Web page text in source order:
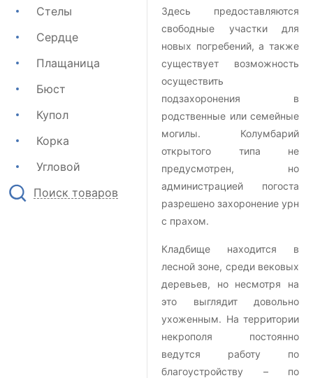
Стелы
Сердце
Плащаница
Бюст
Купол
Корка
Угловой
Поиск товаров
Здесь предоставляются
свободные участки для
новых погребений, а также
существует возможность
осуществить
подзахоронения в
родственные или семейные
могилы. Колумбарий
открытого типа не
предусмотрен, но
администрацией погоста
разрешено захоронение урн
с прахом.
Кладбище находится в
лесной зоне, среди вековых
деревьев, но несмотря на
это выглядит довольно
ухоженным. На территории
некрополя постоянно
ведутся работу по
благоустройству – по